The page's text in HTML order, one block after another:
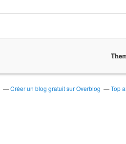
Créer un blog gratuit sur Overblog Top